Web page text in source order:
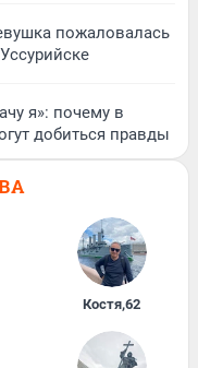
пожаловалась
я»: почему в
добиться правды
Костя,62